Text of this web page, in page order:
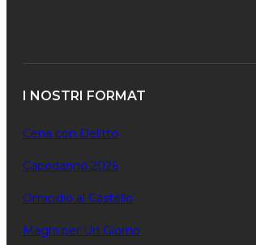
I NOSTRI FORMAT
Cena con Delitto
Capodanno 2026
Omicidio al Castello
Maghi per Un Giorno